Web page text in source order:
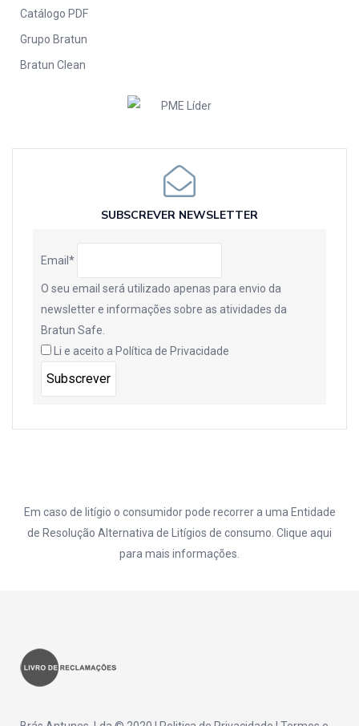
Catálogo PDF
Grupo Bratun
Bratun Clean
SUBSCREVER NEWSLETTER
Email*
O seu email será utilizado apenas para envio da
newsletter e informações sobre as atividades da
Bratun Safe.
Li e aceito a Política de Privacidade
Em caso de litígio o consumidor pode recorrer a uma Entidade
de Resolução Alternativa de Litígios de consumo. Clique aqui
para mais informações.